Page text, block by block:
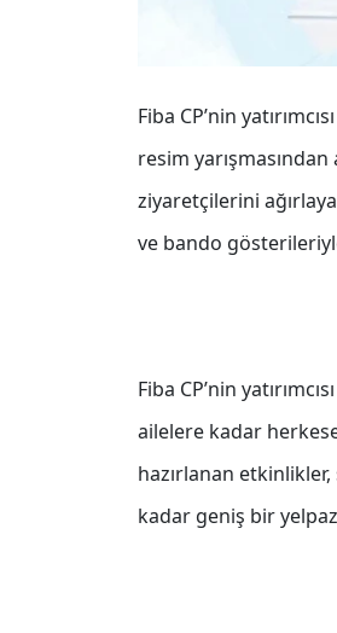
Fiba CP’nin
resim
ziyaretçilerini
ve bando
Fiba CP’nin
ailelere kadar
hazırlanan
kadar geniş bir